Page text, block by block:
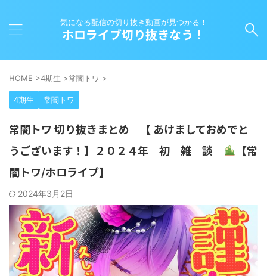
気になる配信の切り抜き動画が見つかる！
ホロライブ切り抜きなう！
HOME >4期生 >常闇トワ >
4期生 常闇トワ
常闇トワ 切り抜きまとめ｜【 あけましておめでと
うございます！】２０２４年 初 雑 談
【常
闇トワ/ホロライブ】
2024年3月2日